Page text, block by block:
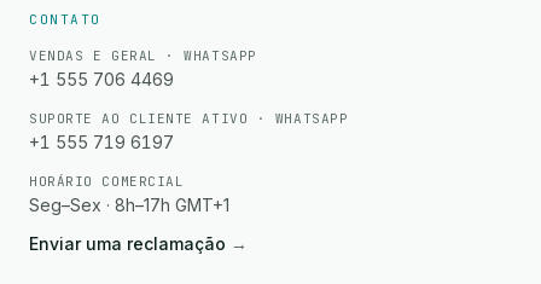
CONTATO
VENDAS E GERAL · WHATSAPP
+1 555 706 4469
SUPORTE AO CLIENTE ATIVO · WHATSAPP
+1 555 719 6197
HORÁRIO COMERCIAL
Seg–Sex · 8h–17h GMT+1
Enviar uma reclamação →